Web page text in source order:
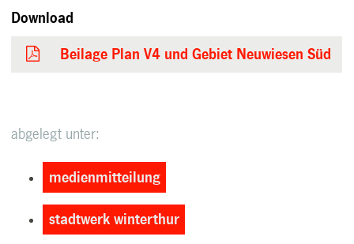
Download
Beilage Plan V4 und Gebiet Neuwiesen Süd
abgelegt unter:
medienmitteilung
stadtwerk winterthur